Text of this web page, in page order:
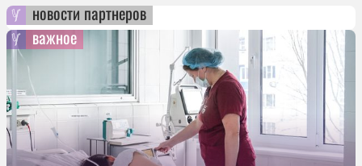
новости партнеров
важное